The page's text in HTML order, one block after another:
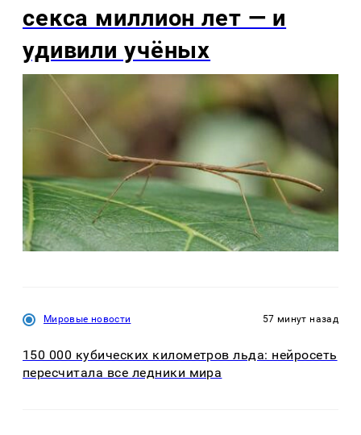
секса миллион лет — и
удивили учёных
Мировые новости 57 минут назад
150 000 кубических километров льда: нейросеть
пересчитала все ледники мира